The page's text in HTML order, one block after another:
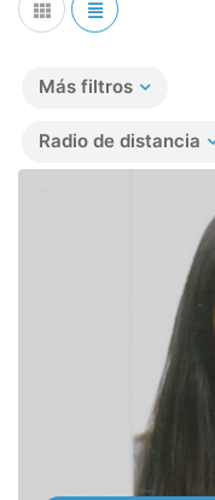
Más filtros
Radio de distancia